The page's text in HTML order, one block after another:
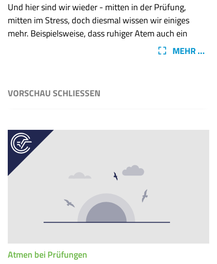
Und hier sind wir wieder - mitten in der Prüfung,
mitten im Stress, doch diesmal wissen wir einiges
mehr. Beispielsweise, dass ruhiger Atem auch ein
ruhige Gehirn zur Folge hat. Deswegen kommt hier
währenddessen, wie du atmest. Kriegt dein Gehirn
zu gestresst, um überhaupt einen klaren Gedanken zu
fassen.
MEHR ...
VORSCHAU SCHLIESSEN
Atmen bei Prüfungen